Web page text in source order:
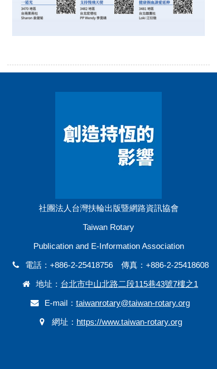
社團法人台灣扶輪出版暨網路資訊協會
Taiwan Rotary
Publication and E-Information Association
電話：+886-2-25418756 傳真：+886-2-25418608
地址： 台北市中山北路二段115巷43號7樓之1
E-mail： taiwanrotary@taiwan-rotary.org
網址： https://www.taiwan-rotary.org